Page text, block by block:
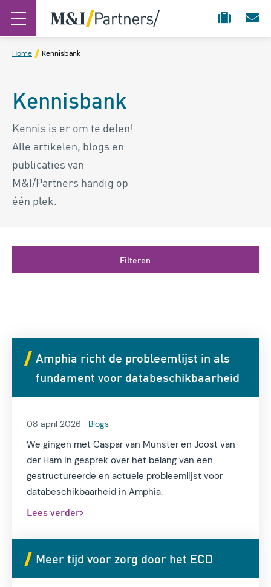
Home Kennisbank
Kennisbank
Kennis is er om te delen!
Alle artikelen, blogs en
publicaties van
M&I/Partners handig op
één plek.
Filteren
Amphia richt de probleemlijst in als
fundament voor databeschikbaarheid
08 april 2026 Blogs
We gingen met Caspar van Munster en Joost van
der Ham in gesprek over het belang van een
gestructureerde en actuele probleemlijst voor
databeschikbaarheid in Amphia.
Lees verder
Meer tijd voor zorg door het ECD